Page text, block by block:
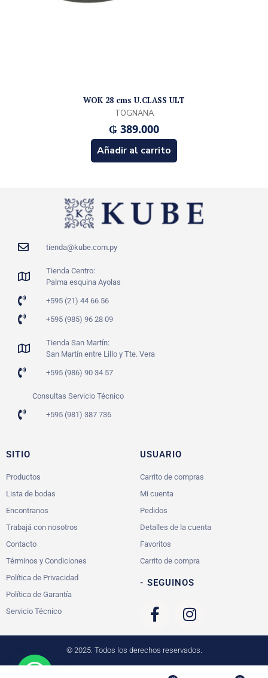
WOK 28 cms U.CLASS ULT
TOGNANA
₲ 389.000
Añadir al carrito
tienda@kube.com.py
Tienda Centro:
Palma esquina Ayolas
+595 (21) 44 66 56
+595 (985) 96 28 09
Tienda San Martín:
San Martín entre Lillo y Tte. Vera
+595 (986) 90 34 57
Consultas Servicio Técnico
+595 (981) 387 736
SITIO
Productos
Lista de bodas
Encontranos
Trabajá con nosotros
Contacto
Términos y Condiciones
Política de Privacidad
Política de Garantía
Servicio Técnico
USUARIO
Carrito de compras
Mi cuenta
Pedidos
Detalles de la cuenta
Favoritos
Carrito de compra
- SEGUINOS
© 2025. Todos los derechos reservados.